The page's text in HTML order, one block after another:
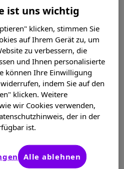
Diplom-Psychologin
Sie hat im
das Zentrum
Center
ist sie in Lehre und
der
Düsseldorf
ist das französische
vom medizinischen
ist uns wichtig
klicken, stimmen Sie
auf Ihrem Gerät zu, um
zu verbessern, die
und Ihnen personalisierte
können Ihre Einwilligung
indem Sie auf den
klicken. Weitere
wir Cookies verwenden,
der in der
ist.
Alle ablehnen